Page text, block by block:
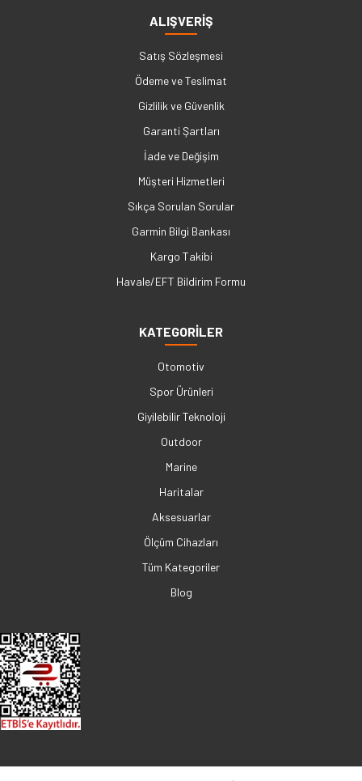
ALIŞVERİŞ
Satış Sözleşmesi
Ödeme ve Teslimat
Gizlilik ve Güvenlik
Garanti Şartları
İade ve Değişim
Müşteri Hizmetleri
Sıkça Sorulan Sorular
Garmin Bilgi Bankası
Kargo Takibi
Havale/EFT Bildirim Formu
KATEGORİLER
Otomotiv
Spor Ürünleri
Giyilebilir Teknoloji
Outdoor
Marine
Haritalar
Aksesuarlar
Ölçüm Cihazları
Tüm Kategoriler
Blog